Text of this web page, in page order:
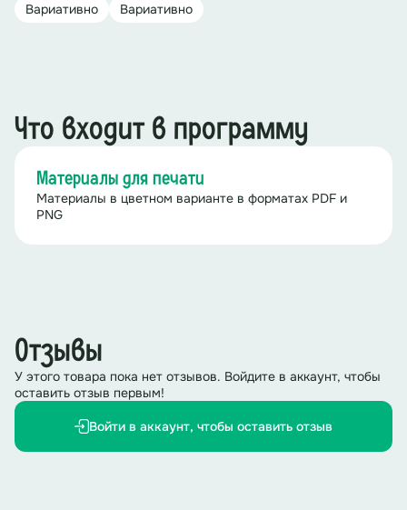
Вариативно Вариативно
Что входит в программу
Материалы для печати
Материалы в цветном варианте в форматах PDF и
PNG
Отзывы
У этого товара пока нет отзывов. Войдите в аккаунт, чтобы
оставить отзыв первым!
Войти в аккаунт, чтобы оставить отзыв